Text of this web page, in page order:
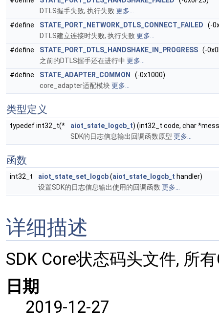
DTLS握手失败, 执行失败 更多...
#define
STATE_PORT_NETWORK_DTLS_CONNECT_FAILED (-
DTLS建立连接时失败, 执行失败 更多...
#define
STATE_PORT_DTLS_HANDSHAKE_IN_PROGRESS (-
之前的DTLS握手还在进行中 更多...
#define
STATE_ADAPTER_COMMON
(-0x1000)
core_adapter适配模块更多...
类型定义
typedef int32_t(* aiot_state_logcb_t) (int32_t code, char
SDK的日志信息输出回调函数原型 更多...
函数
int32_t aiot_state_set_logcb(aiot_state_logcb_t handler)
设置SDK的日志信息输出使用的回调函数 更多...
详细描述
SDK Core状态码头文件, 所
日期
2019-12-27